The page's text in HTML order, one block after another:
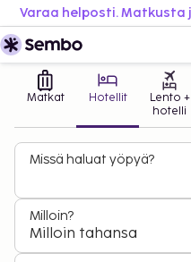
Matkat Hotellit
Lento +
hotelli
Missä haluat yöpyä?
Milloin?
Milloin tahansa